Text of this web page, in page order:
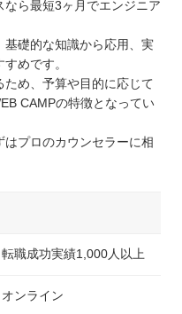
ら最短3ヶ月でエンジニア
礎的な知識から応用、実
めです。
ため、予算や目的に応じて
CAMPの特徴となってい
プロのカウンセラーに相
転職成功実績1,000人以上
オンライン